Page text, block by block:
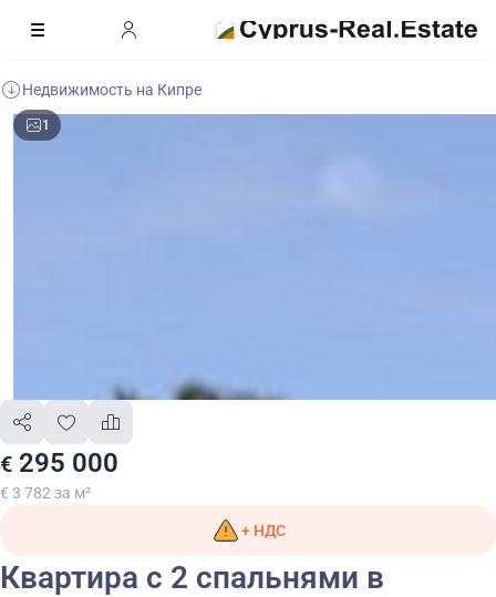
Недвижимость на Кипре
1
€ 295 000
€ 3 782 за м²
+ НДС
Квартира с 2 спальнями в